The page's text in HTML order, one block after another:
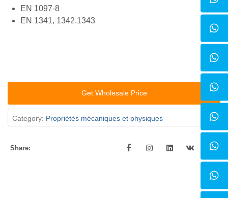
EN 1097-8
EN 1341, 1342,1343
Get Wholesale Price
Category: Propriétés mécaniques et physiques
Share: